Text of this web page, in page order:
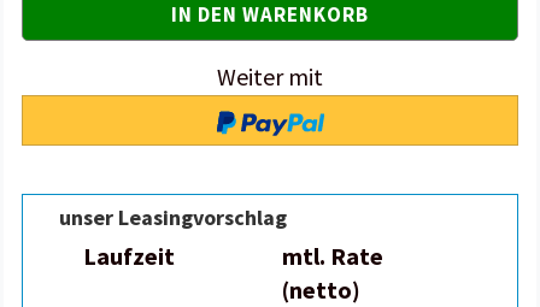
Weiter mit
unser Leasingvorschlag
Laufzeit
mtl. Rate
(netto)